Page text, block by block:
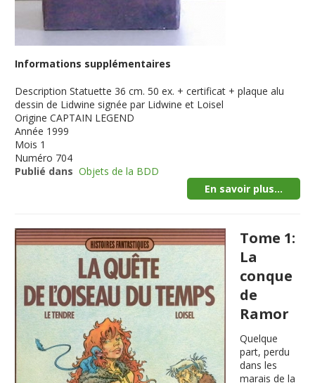
Informations supplémentaires
Description Statuette 36 cm. 50 ex. + certificat + plaque alu
dessin de Lidwine signée par Lidwine et Loisel
Origine CAPTAIN LEGEND
Année 1999
Mois 1
Numéro 704
Publié dans Objets de la BDD
En savoir plus...
Tome 1:
La
conque
de
Ramor
Quelque
part, perdu
dans les
marais de la